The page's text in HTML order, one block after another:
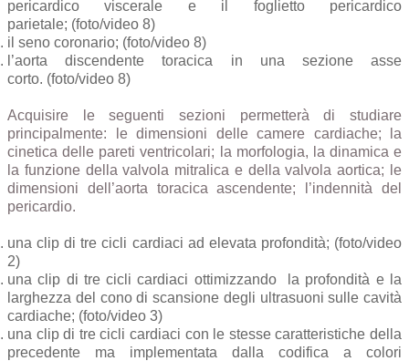
pericardico viscerale e il foglietto pericardico
parietale; (foto/video 8)
il seno coronario; (foto/video 8)
l’aorta discendente toracica in una sezione asse
corto. (foto/video 8)
Acquisire le seguenti sezioni permetterà di studiare
principalmente: le dimensioni delle camere cardiache; la
cinetica delle pareti ventricolari; la morfologia, la dinamica e
la funzione della valvola mitralica e della valvola aortica; le
dimensioni dell’aorta toracica ascendente; l’indennità del
pericardio.
una clip di tre cicli cardiaci ad elevata profondità; (foto/video
2)
una clip di tre cicli cardiaci ottimizzando la profondità e la
larghezza del cono di scansione degli ultrasuoni sulle cavità
cardiache; (foto/video 3)
una clip di tre cicli cardiaci con le stesse caratteristiche della
precedente ma implementata dalla codifica a colori